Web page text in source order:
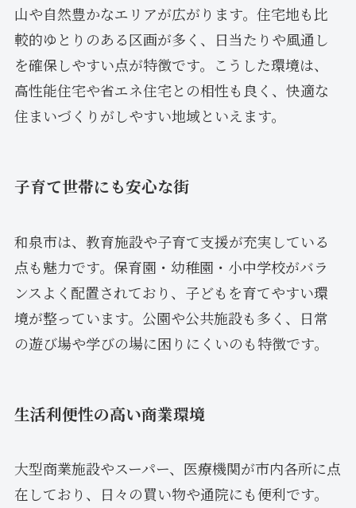
山や自然豊かなエリアが広がります。住宅地も比
較的ゆとりのある区画が多く、日当たりや風通し
を確保しやすい点が特徴です。こうした環境は、
高性能住宅や省エネ住宅との相性も良く、快適な
住まいづくりがしやすい地域といえます。
子育て世帯にも安心な街
和泉市は、教育施設や子育て支援が充実している
点も魅力です。保育園・幼稚園・小中学校がバラ
ンスよく配置されており、子どもを育てやすい環
境が整っています。公園や公共施設も多く、日常
の遊び場や学びの場に困りにくいのも特徴です。
生活利便性の高い商業環境
大型商業施設やスーパー、医療機関が市内各所に点
在しており、日々の買い物や通院にも便利です。